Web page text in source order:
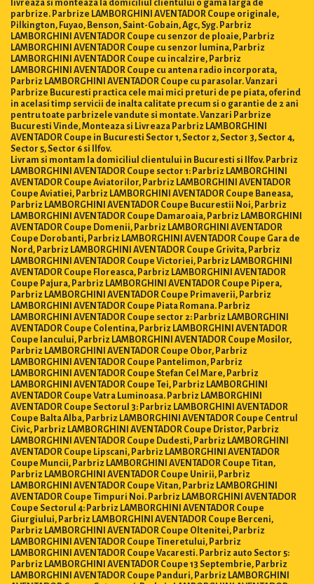
livreaza si monteaza la domiciliul clientului o gama larga de
parbrize. Parbrize LAMBORGHINI AVENTADOR Coupe originale,
Pilkington, Fuyao, Benson, Saint-Gobain, Agc, Syg. Parbriz
LAMBORGHINI AVENTADOR Coupe cu senzor de ploaie, Parbriz
LAMBORGHINI AVENTADOR Coupe cu senzor lumina, Parbriz
LAMBORGHINI AVENTADOR Coupe cu incalzire, Parbriz
LAMBORGHINI AVENTADOR Coupe cu antena radio incorporata,
Parbriz LAMBORGHINI AVENTADOR Coupe cu parasolar. Vanzari
Parbrize Bucuresti practica cele mai mici preturi de pe piata, oferind
in acelasi timp servicii de inalta calitate precum si o garantie de 2 ani
pentru toate parbrizele vandute si montate. Vanzari Parbrize
Bucuresti Vinde, Monteaza si Livreaza Parbriz LAMBORGHINI
AVENTADOR Coupe in Bucuresti Sector 1, Sector 2, Sector 3, Sector 4,
Sector 5, Sector 6 si Ilfov.
Livram si montam la domiciliul clientului in Bucuresti si Ilfov. Parbriz
LAMBORGHINI AVENTADOR Coupe sector 1: Parbriz LAMBORGHINI
AVENTADOR Coupe Aviatorilor, Parbriz LAMBORGHINI AVENTADOR
Coupe Aviatiei, Parbriz LAMBORGHINI AVENTADOR Coupe Baneasa,
Parbriz LAMBORGHINI AVENTADOR Coupe Bucurestii Noi, Parbriz
LAMBORGHINI AVENTADOR Coupe Damaroaia, Parbriz LAMBORGHINI
AVENTADOR Coupe Domenii, Parbriz LAMBORGHINI AVENTADOR
Coupe Dorobanti, Parbriz LAMBORGHINI AVENTADOR Coupe Gara de
Nord, Parbriz LAMBORGHINI AVENTADOR Coupe Grivita, Parbriz
LAMBORGHINI AVENTADOR Coupe Victoriei, Parbriz LAMBORGHINI
AVENTADOR Coupe Floreasca, Parbriz LAMBORGHINI AVENTADOR
Coupe Pajura, Parbriz LAMBORGHINI AVENTADOR Coupe Pipera,
Parbriz LAMBORGHINI AVENTADOR Coupe Primaverii, Parbriz
LAMBORGHINI AVENTADOR Coupe Piata Romana. Parbriz
LAMBORGHINI AVENTADOR Coupe sector 2: Parbriz LAMBORGHINI
AVENTADOR Coupe Colentina, Parbriz LAMBORGHINI AVENTADOR
Coupe Iancului, Parbriz LAMBORGHINI AVENTADOR Coupe Mosilor,
Parbriz LAMBORGHINI AVENTADOR Coupe Obor, Parbriz
LAMBORGHINI AVENTADOR Coupe Pantelimon, Parbriz
LAMBORGHINI AVENTADOR Coupe Stefan Cel Mare, Parbriz
LAMBORGHINI AVENTADOR Coupe Tei, Parbriz LAMBORGHINI
AVENTADOR Coupe Vatra Luminoasa. Parbriz LAMBORGHINI
AVENTADOR Coupe Sectorul 3: Parbriz LAMBORGHINI AVENTADOR
Coupe Balta Alba, Parbriz LAMBORGHINI AVENTADOR Coupe Centrul
Civic, Parbriz LAMBORGHINI AVENTADOR Coupe Dristor, Parbriz
LAMBORGHINI AVENTADOR Coupe Dudesti, Parbriz LAMBORGHINI
AVENTADOR Coupe Lipscani, Parbriz LAMBORGHINI AVENTADOR
Coupe Muncii, Parbriz LAMBORGHINI AVENTADOR Coupe Titan,
Parbriz LAMBORGHINI AVENTADOR Coupe Unirii, Parbriz
LAMBORGHINI AVENTADOR Coupe Vitan, Parbriz LAMBORGHINI
AVENTADOR Coupe Timpuri Noi. Parbriz LAMBORGHINI AVENTADOR
Coupe Sectorul 4: Parbriz LAMBORGHINI AVENTADOR Coupe
Giurgiului, Parbriz LAMBORGHINI AVENTADOR Coupe Berceni,
Parbriz LAMBORGHINI AVENTADOR Coupe Oltenitei, Parbriz
LAMBORGHINI AVENTADOR Coupe Tineretului, Parbriz
LAMBORGHINI AVENTADOR Coupe Vacaresti. Parbriz auto Sector 5:
Parbriz LAMBORGHINI AVENTADOR Coupe 13 Septembrie, Parbriz
LAMBORGHINI AVENTADOR Coupe Panduri, Parbriz LAMBORGHINI